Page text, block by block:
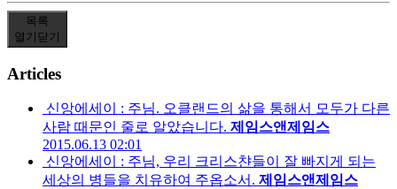
목록
열기 닫기
Articles
신앙에세이 : 주님. 오클랜드의 삶을 통해서 모두가 다른
사람 때문인 줄로 알았습니다. 제임스앤제임스
2015.06.13 02:01
신앙에세이 : 주님, 우리 크리스챤들이 잘 빠지게 되는
세상의 병들을 치유하여 주옵소서. 제임스앤제임스